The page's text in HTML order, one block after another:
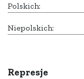
Polskich:
Niepolskich:
Represje